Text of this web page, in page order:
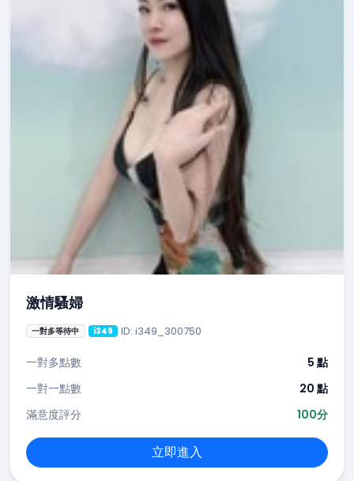
激情騷婦
一對多等待中 i349 ID: i349_300750
一對多點數
5 點
一對一點數
20 點
滿意度評分
100分
立即進入